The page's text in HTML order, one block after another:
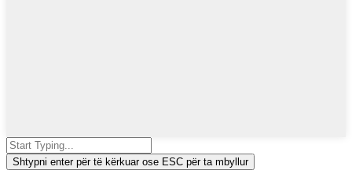
Shtypni enter për të kërkuar ose ESC për ta mbyllur